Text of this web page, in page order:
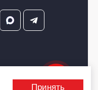
Принять